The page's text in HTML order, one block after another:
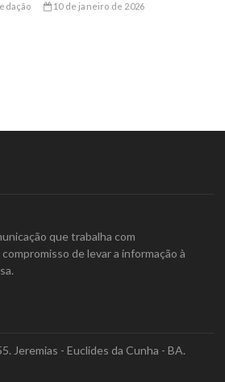
10 de janeiro de 2026
que trabalha com
de levar a informação à
Jeremias - Euclides da Cunha - BA.